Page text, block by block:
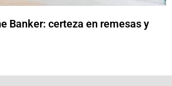
Banker: certeza en remesas y